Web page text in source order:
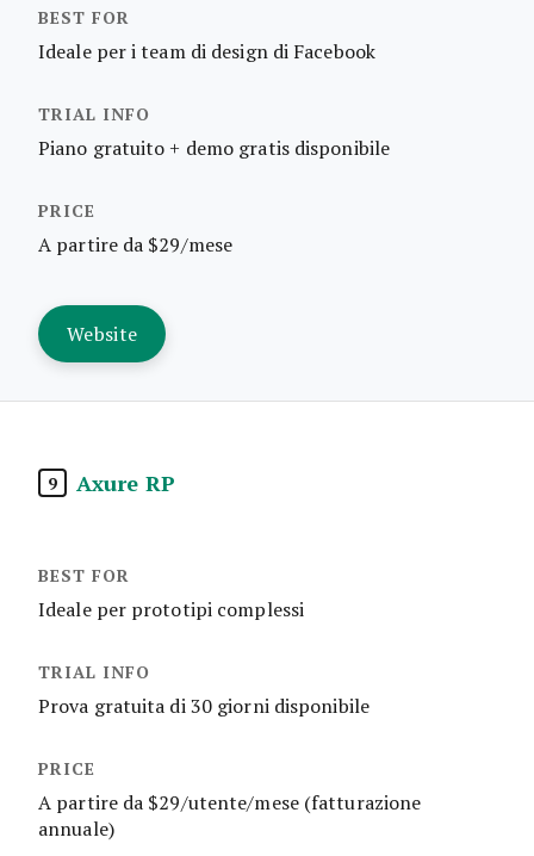
Ideale per i team di design di Facebook
Piano gratuito + demo gratis disponibile
A partire da $29/mese
Website
9 Axure RP
Ideale per prototipi complessi
Prova gratuita di 30 giorni disponibile
A partire da $29/utente/mese (fatturazione
annuale)